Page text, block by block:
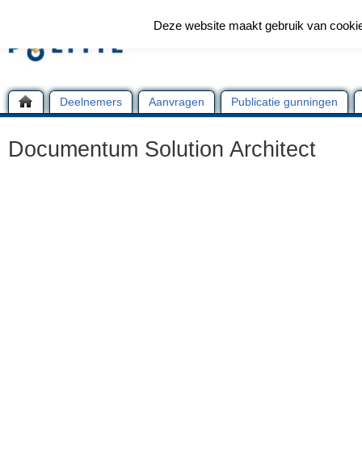
Deelnemers Aanvragen Publicatie gunningen
Documentum Solution Architect
Deze website maakt gebruik van